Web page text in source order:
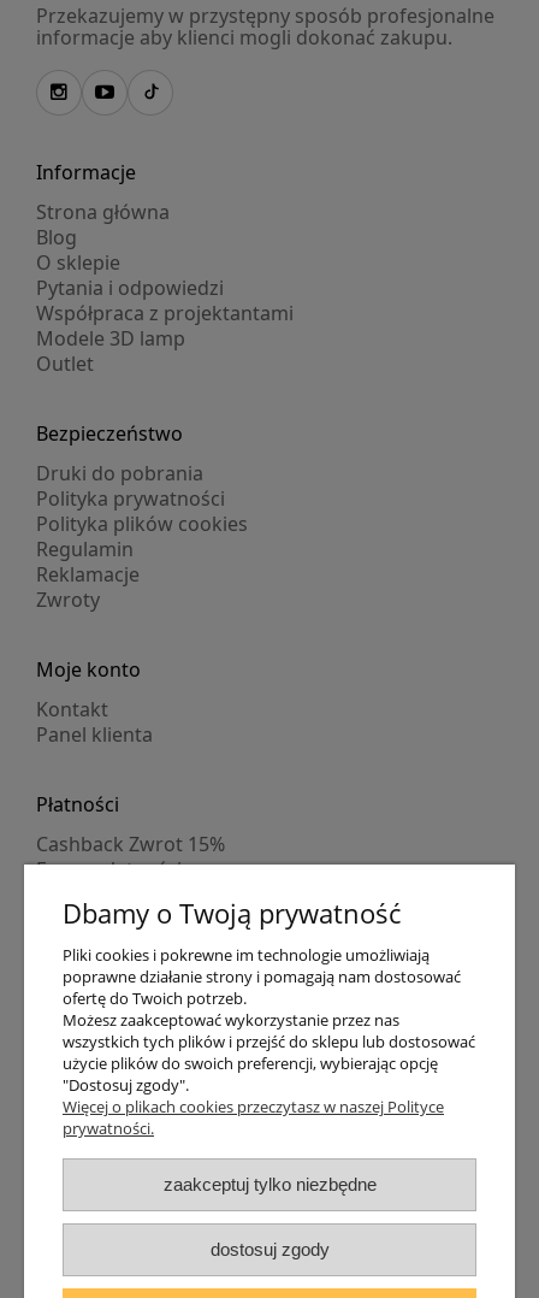
Przekazujemy w przystępny sposób profesjonalne
informacje aby klienci mogli dokonać zakupu.
Informacje
Strona główna
Blog
O sklepie
Pytania i odpowiedzi
Współpraca z projektantami
Modele 3D lamp
Outlet
Bezpieczeństwo
Druki do pobrania
Polityka prywatności
Polityka plików cookies
Regulamin
Reklamacje
Zwroty
Moje konto
Kontakt
Panel klienta
Płatności
Cashback Zwrot 15%
Formy płatności
Numer konta
PayPo kupujesz, nie płacisz
Progi rabatowe
Promocje
Dostawa
Czas wysyłki
Dostawa
Śledzenie przesyłki GLS
Śledzenie przesyłki DPD
Shipping abroad
Zarejestruj się /Zaloguj się
Dbamy o Twoją prywatność
Pliki cookies i pokrewne im technologie umożliwiają
poprawne działanie strony i pomagają nam dostosować
ofertę do Twoich potrzeb.
Możesz zaakceptować wykorzystanie przez nas
wszystkich tych plików i przejść do sklepu lub dostosować
użycie plików do swoich preferencji, wybierając opcję
"Dostosuj zgody".
Więcej o plikach cookies przeczytasz w naszej Polityce
prywatności.
zaakceptuj tylko niezbędne
dostosuj zgody